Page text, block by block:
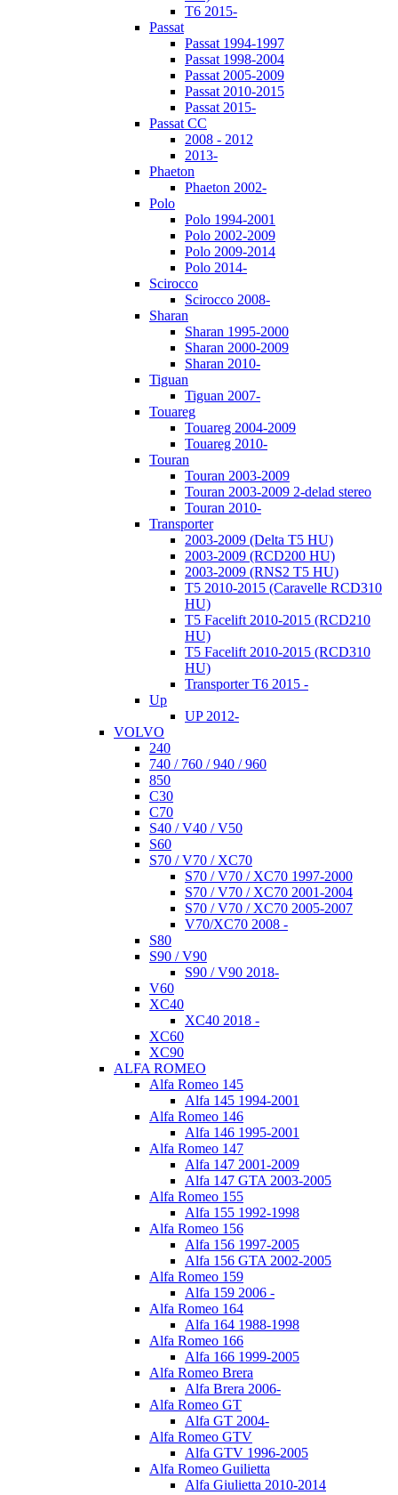
T6 2015-
Passat
Passat 1994-1997
Passat 1998-2004
Passat 2005-2009
Passat 2010-2015
Passat 2015-
Passat CC
2008 - 2012
2013-
Phaeton
Phaeton 2002-
Polo
Polo 1994-2001
Polo 2002-2009
Polo 2009-2014
Polo 2014-
Scirocco
Scirocco 2008-
Sharan
Sharan 1995-2000
Sharan 2000-2009
Sharan 2010-
Tiguan
Tiguan 2007-
Touareg
Touareg 2004-2009
Touareg 2010-
Touran
Touran 2003-2009
Touran 2003-2009 2-delad stereo
Touran 2010-
Transporter
2003-2009 (Delta T5 HU)
2003-2009 (RCD200 HU)
2003-2009 (RNS2 T5 HU)
T5 2010-2015 (Caravelle RCD310
HU)
T5 Facelift 2010-2015 (RCD210
HU)
T5 Facelift 2010-2015 (RCD310
HU)
Transporter T6 2015 -
Up
UP 2012-
VOLVO
240
740 / 760 / 940 / 960
850
C30
C70
S40 / V40 / V50
S60
S70 / V70 / XC70
S70 / V70 / XC70 1997-2000
S70 / V70 / XC70 2001-2004
S70 / V70 / XC70 2005-2007
V70/XC70 2008 -
S80
S90 / V90
S90 / V90 2018-
V60
XC40
XC40 2018 -
XC60
XC90
ALFA ROMEO
Alfa Romeo 145
Alfa 145 1994-2001
Alfa Romeo 146
Alfa 146 1995-2001
Alfa Romeo 147
Alfa 147 2001-2009
Alfa 147 GTA 2003-2005
Alfa Romeo 155
Alfa 155 1992-1998
Alfa Romeo 156
Alfa 156 1997-2005
Alfa 156 GTA 2002-2005
Alfa Romeo 159
Alfa 159 2006 -
Alfa Romeo 164
Alfa 164 1988-1998
Alfa Romeo 166
Alfa 166 1999-2005
Alfa Romeo Brera
Alfa Brera 2006-
Alfa Romeo GT
Alfa GT 2004-
Alfa Romeo GTV
Alfa GTV 1996-2005
Alfa Romeo Guilietta
Alfa Giulietta 2010-2014